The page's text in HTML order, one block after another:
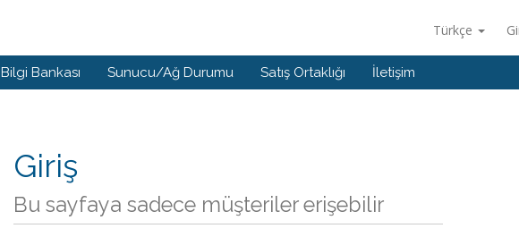
Türkçe
Bilgi Bankası Sunucu/Ağ Durumu Satış Ortaklığı İletişim
Giriş
Bu sayfaya sadece müşteriler erişebilir